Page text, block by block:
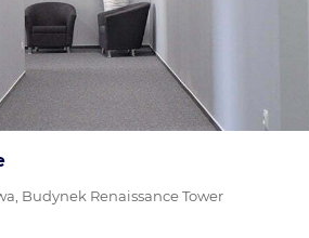
Budynek Renaissance Tower